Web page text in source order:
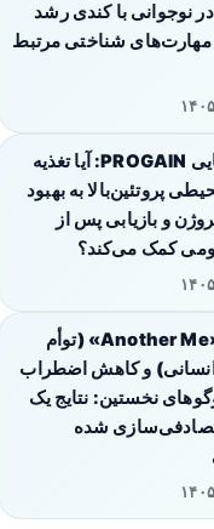
نوجوانی با کندی رشد
شناختی مرتبط
۱۷
طرح‌آزمایی PROGAIN: آیا تغذیه
پروتئین‌بالا به بهبود
و بازیابی پس از
کمک می‌کند؟
۱۷
فناوری «Another Me» (توأم
انسانی) و کاهش اضطراب
نخستین: نتایج یک
شده
۱۷